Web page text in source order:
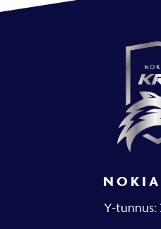
Y-tunnus: